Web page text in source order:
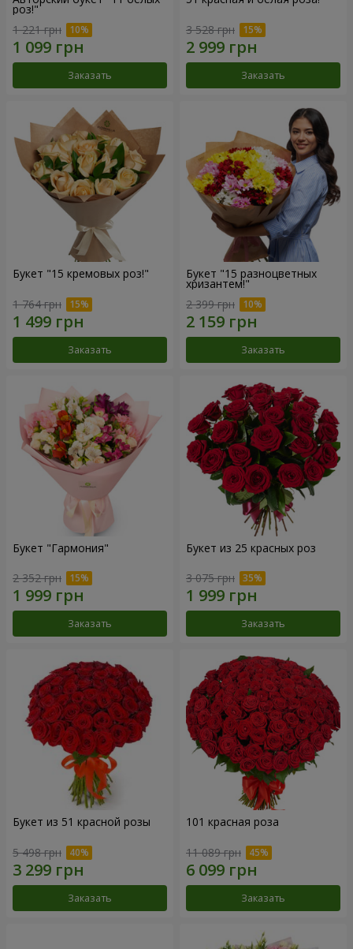
роз!"
1 221 грн
Заказать
3 528 грн
Заказать
Букет "15 кремовых роз!"
1 764 грн
Заказать
Букет "15 разноцветных
хризантем!"
2 399 грн
Заказать
Букет "Гармония"
2 352 грн
Заказать
Букет из 25 красных роз
3 075 грн
Заказать
Букет из 51 красной розы
5 498 грн
Заказать
101 красная роза
11 089 грн
Заказать